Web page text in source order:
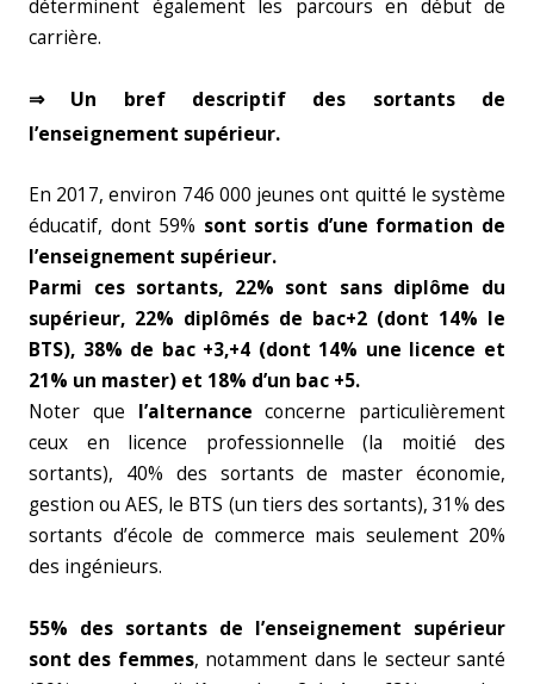
déterminent également les parcours en début de
carrière.
⇒ Un bref descriptif des sortants de
l’enseignement supérieur.
En 2017, environ 746 000 jeunes ont quitté le système
éducatif, dont 59% sont sortis d’une formation de
l’enseignement supérieur.
Parmi ces sortants, 22% sont sans diplôme du
supérieur, 22% diplômés de bac+2 (dont 14% le
BTS), 38% de bac +3,+4 (dont 14% une licence et
21% un master) et 18% d’un bac +5.
Noter que l’alternance concerne particulièrement
ceux en licence professionnelle (la moitié des
sortants), 40% des sortants de master économie,
gestion ou AES, le BTS (un tiers des sortants), 31% des
sortants d’école de commerce mais seulement 20%
des ingénieurs.
55% des sortants de l’enseignement supérieur
sont des femmes, notamment dans le secteur santé